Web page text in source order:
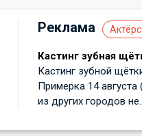
Реклама
Кастинг зубная
Кастинг зубной
Примерка 14
из других городов